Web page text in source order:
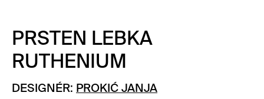
PRSTEN LEBKA
RUTHENIUM
DESIGNÉR: PROKIĆ JANJA